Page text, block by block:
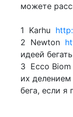
можете
1 Karhu
2 Newton
идеей
3 Ecco Biom
их
бега, если я